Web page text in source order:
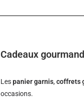
Cadeaux
Lespanier garnis,coffrets
occasions.